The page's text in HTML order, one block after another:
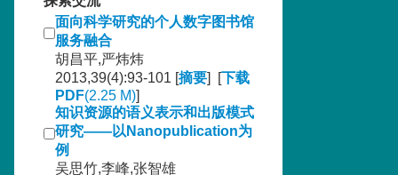
面向科学研究的个人数字图书馆
服务融合
胡昌平,严炜炜
2013,39(4):93-101 [摘要] [下载
PDF(2.25 M)]
知识资源的语义表示和出版模式
研究——以Nanopublication为
例
吴思竹,李峰,张智雄